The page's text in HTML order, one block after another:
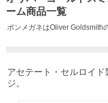
ーム商品一覧
ポンメガネはOliver Goldsmith
アセテート・セルロイ
ジ。